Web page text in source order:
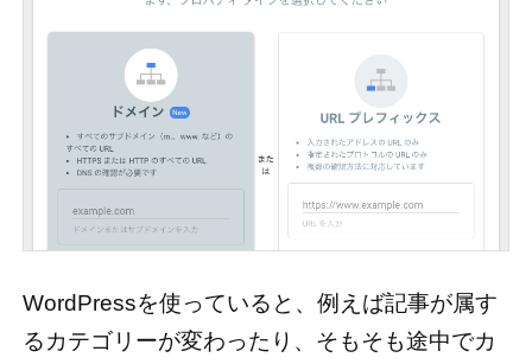
WordPressを使っていると、例えば記事が属す
るカテゴリーが変わったり、そもそも途中でカ